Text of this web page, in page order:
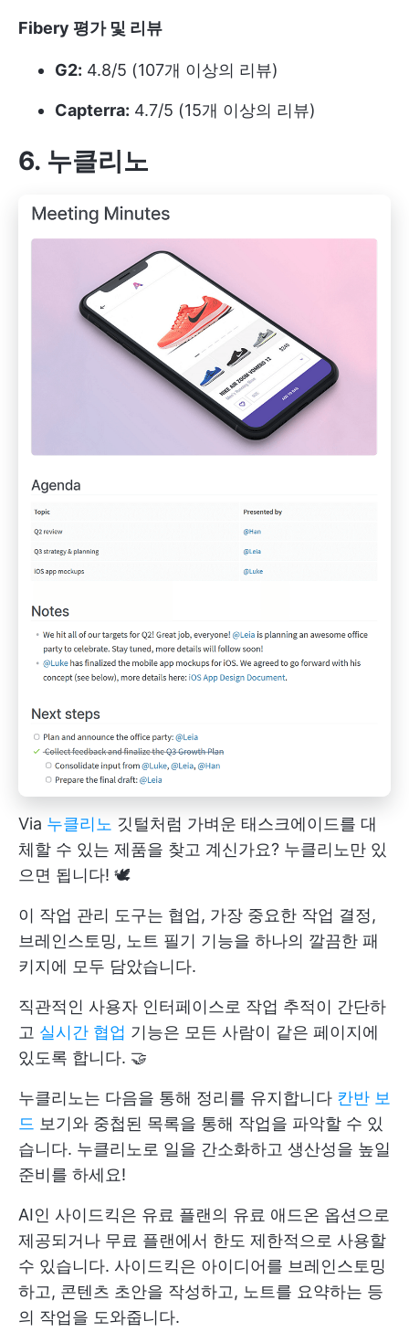
Fibery 평가 및 리뷰
G2: 4.8/5 (107개 이상의 리뷰)
Capterra: 4.7/5 (15개 이상의 리뷰)
6. 누클리노
Via 누클리노 깃털처럼 가벼운 태스크에이드를 대
체할 수 있는 제품을 찾고 계신가요? 누클리노만 있
으면 됩니다! 🕊️
이 작업 관리 도구는 협업, 가장 중요한 작업 결정,
브레인스토밍, 노트 필기 기능을 하나의 깔끔한 패
키지에 모두 담았습니다.
직관적인 사용자 인터페이스로 작업 추적이 간단하
고 실시간 협업 기능은 모든 사람이 같은 페이지에
있도록 합니다. 🤝
누클리노는 다음을 통해 정리를 유지합니다 칸반 보
드 보기와 중첩된 목록을 통해 작업을 파악할 수 있
습니다. 누클리노로 일을 간소화하고 생산성을 높일
준비를 하세요!
AI인 사이드킥은 유료 플랜의 유료 애드온 옵션으로
제공되거나 무료 플랜에서 한도 제한적으로 사용할
수 있습니다. 사이드킥은 아이디어를 브레인스토밍
하고, 콘텐츠 초안을 작성하고, 노트를 요약하는 등
의 작업을 도와줍니다.